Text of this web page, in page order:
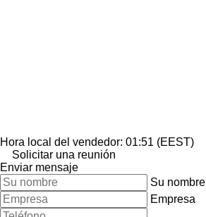
Hora local del vendedor: 01:51 (EEST)
Solicitar una reunión
Enviar mensaje
Su nombre
Empresa